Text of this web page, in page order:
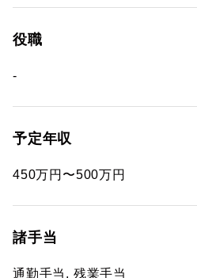
役職
-
予定年収
450万円〜500万円
諸手当
通勤手当, 残業手当